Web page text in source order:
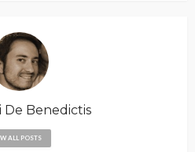
De Benedictis
ALL POSTS